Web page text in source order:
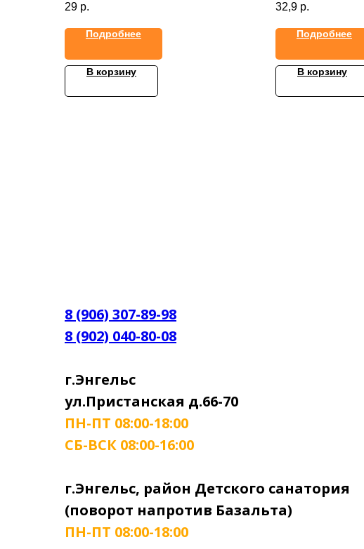
29 р.
Подробнее
В корзину
32,9 р.
Подробнее
В корзину
8 (906) 307-89-98
8 (902) 040-80-08
г.Энгельс
ул.Пристанская д.66-70
ПН-ПТ 08:00-18:00
СБ-ВСК 08:00-16:00
г.Энгельс, район Детского санатория
(поворот напротив Базальта)
ПН-ПТ 08:00-18:00